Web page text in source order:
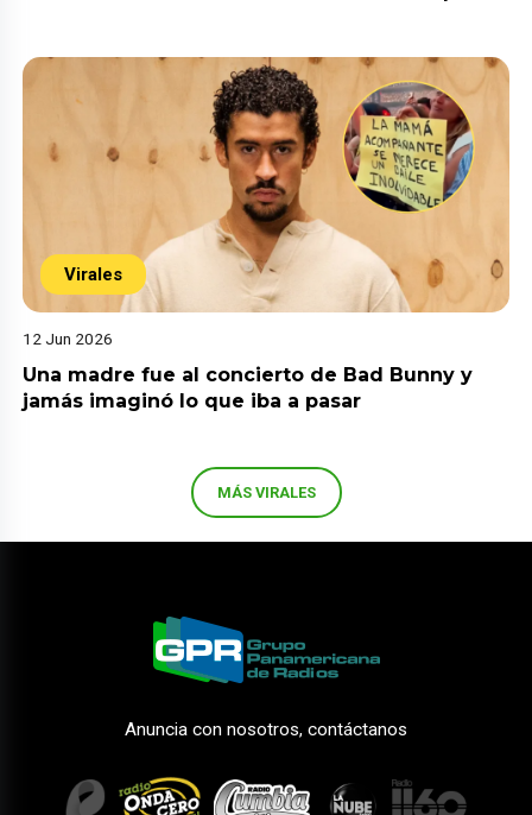
Virales
12 Jun 2026
Una madre fue al concierto de Bad Bunny y
jamás imaginó lo que iba a pasar
MÁS VIRALES
Anuncia con nosotros, contáctanos